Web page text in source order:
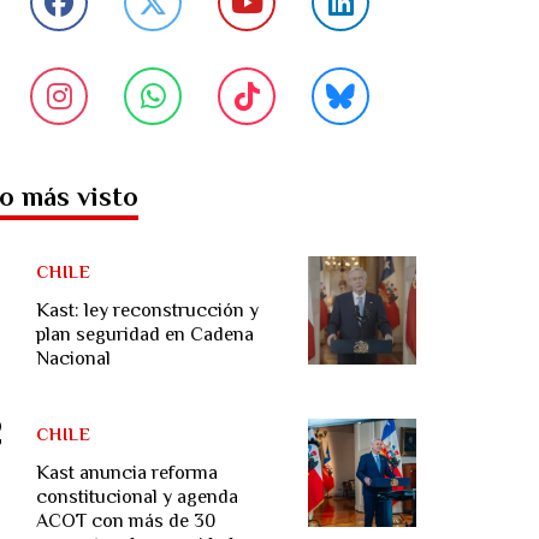
más visto
Kast: ley reconstrucción y
plan seguridad en Cadena
Nacional
CHILE
Kast anuncia reforma
constitucional y agenda
ACOT con más de 30
CHILE